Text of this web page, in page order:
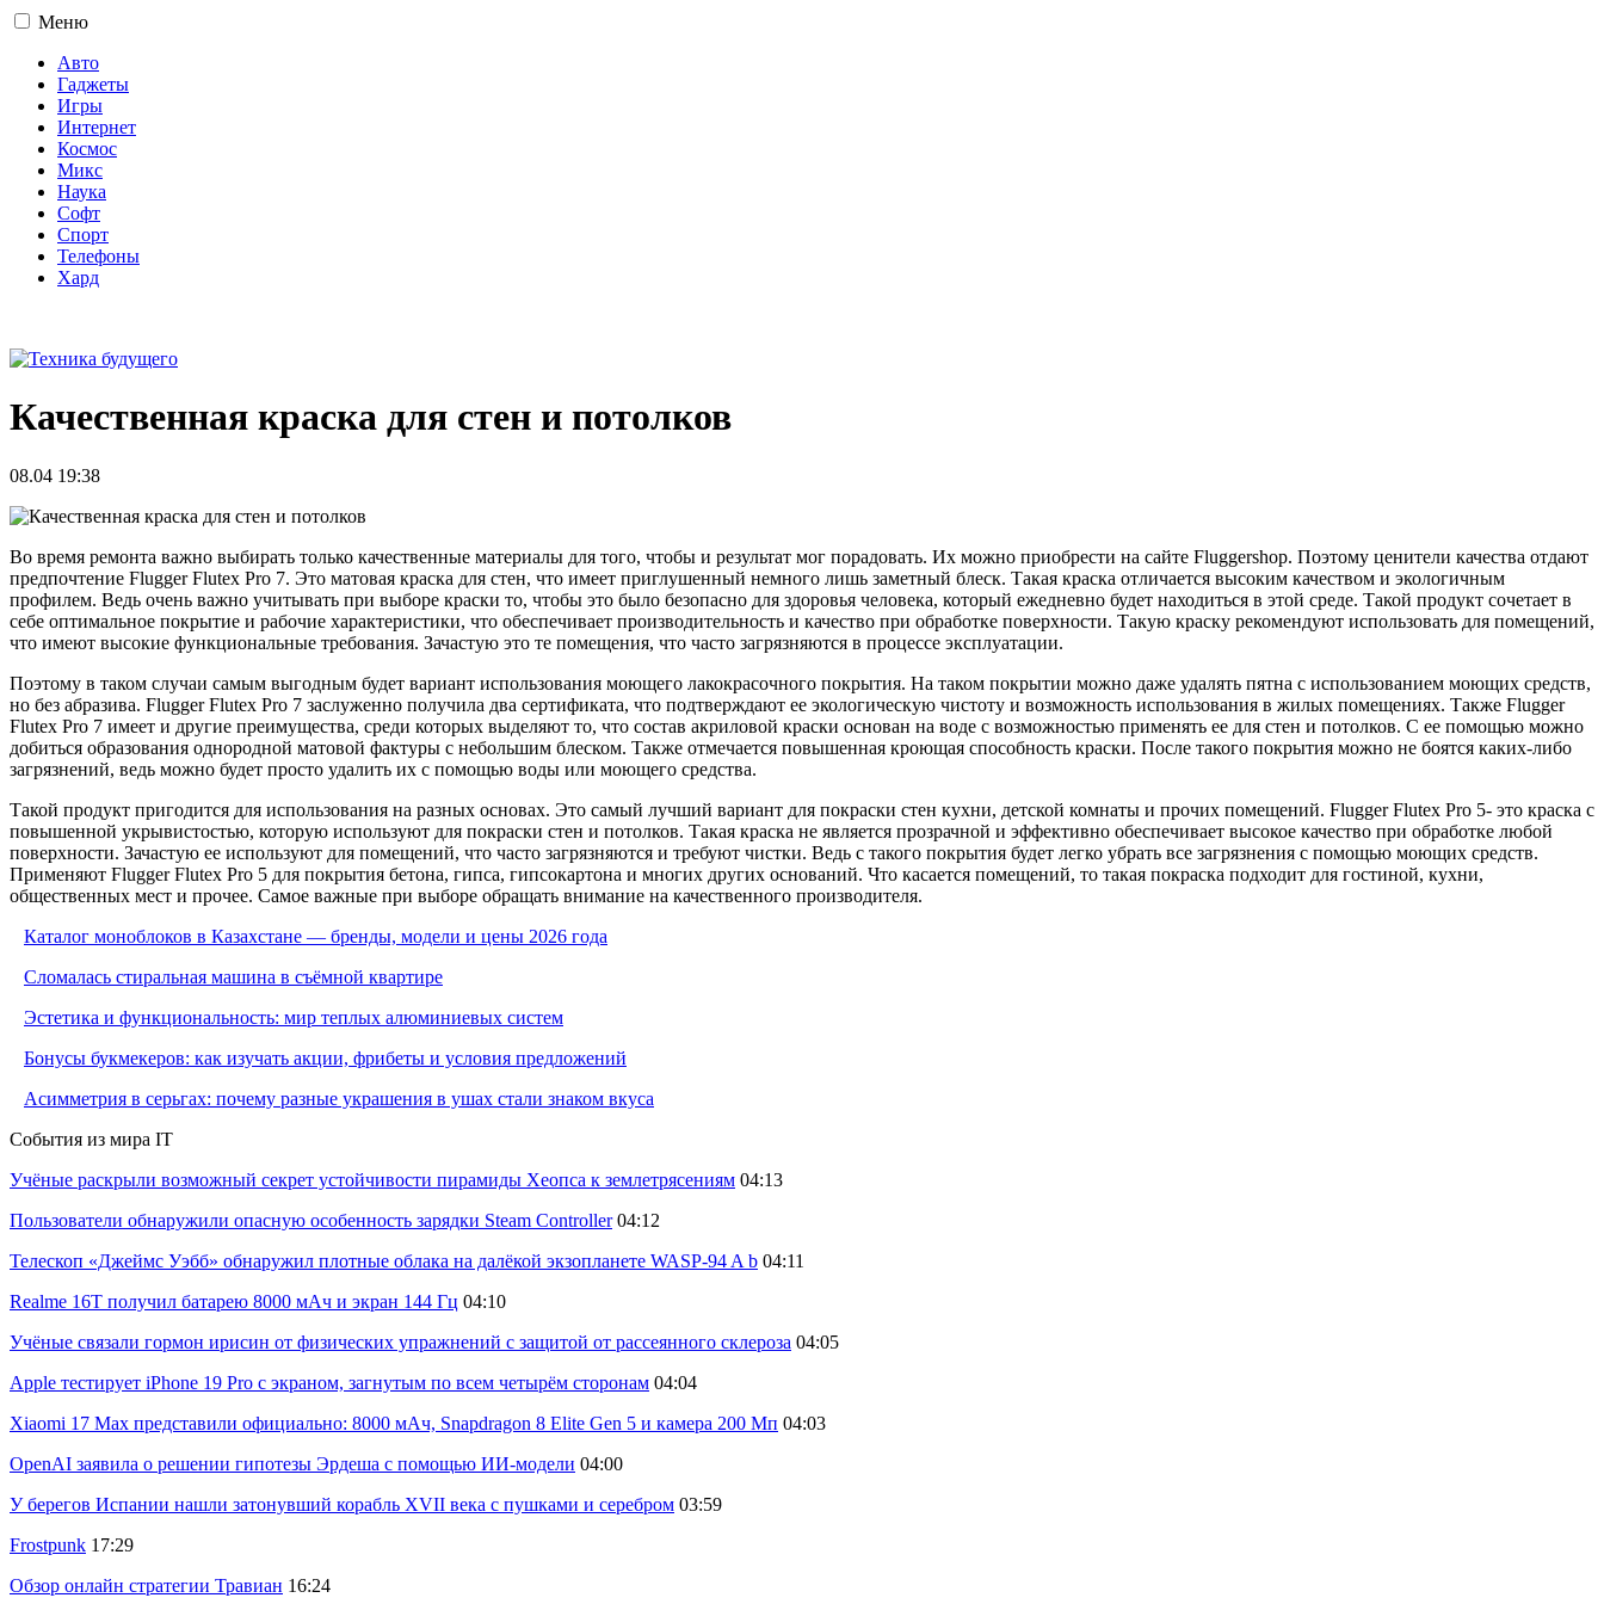
Меню
Авто
Гаджеты
Игры
Интернет
Космос
Микс
Наука
Софт
Спорт
Телефоны
Хард
Качественная краска для стен и потолков
08.04 19:38
Во время ремонта важно выбирать только качественные материалы для того, чтобы и результат мог порадовать. Их можно приобрести на сайте Fluggershop. Поэтому ценители качества отдают
предпочтение Flugger Flutex Pro 7. Это матовая краска для стен, что имеет приглушенный немного лишь заметный блеск. Такая краска отличается высоким качеством и экологичным
профилем. Ведь очень важно учитывать при выборе краски то, чтобы это было безопасно для здоровья человека, который ежедневно будет находиться в этой среде. Такой продукт сочетает в
себе оптимальное покрытие и рабочие характеристики, что обеспечивает производительность и качество при обработке поверхности. Такую краску рекомендуют использовать для помещений,
что имеют высокие функциональные требования. Зачастую это те помещения, что часто загрязняются в процессе эксплуатации.
Поэтому в таком случаи самым выгодным будет вариант использования моющего лакокрасочного покрытия. На таком покрытии можно даже удалять пятна с использованием моющих средств,
но без абразива. Flugger Flutex Pro 7 заслуженно получила два сертификата, что подтверждают ее экологическую чистоту и возможность использования в жилых помещениях. Также Flugger
Flutex Pro 7 имеет и другие преимущества, среди которых выделяют то, что состав акриловой краски основан на воде с возможностью применять ее для стен и потолков. С ее помощью можно
добиться образования однородной матовой фактуры с небольшим блеском. Также отмечается повышенная кроющая способность краски. После такого покрытия можно не боятся каких-либо
загрязнений, ведь можно будет просто удалить их с помощью воды или моющего средства.
Такой продукт пригодится для использования на разных основах. Это самый лучший вариант для покраски стен кухни, детской комнаты и прочих помещений. Flugger Flutex Pro 5- это краска с
повышенной укрывистостью, которую используют для покраски стен и потолков. Такая краска не является прозрачной и эффективно обеспечивает высокое качество при обработке любой
поверхности. Зачастую ее используют для помещений, что часто загрязняются и требуют чистки. Ведь с такого покрытия будет легко убрать все загрязнения с помощью моющих средств.
Применяют Flugger Flutex Pro 5 для покрытия бетона, гипса, гипсокартона и многих других оснований. Что касается помещений, то такая покраска подходит для гостиной, кухни,
общественных мест и прочее. Самое важные при выборе обращать внимание на качественного производителя.
Каталог моноблоков в Казахстане — бренды, модели и цены 2026 года
Сломалась стиральная машина в съёмной квартире
Эстетика и функциональность: мир теплых алюминиевых систем
Бонусы букмекеров: как изучать акции, фрибеты и условия предложений
Асимметрия в серьгах: почему разные украшения в ушах стали знаком вкуса
События из мира IT
Учёные раскрыли возможный секрет устойчивости пирамиды Хеопса к землетрясениям 04:13
Пользователи обнаружили опасную особенность зарядки Steam Controller 04:12
Телескоп «Джеймс Уэбб» обнаружил плотные облака на далёкой экзопланете WASP-94 A b 04:11
Realme 16T получил батарею 8000 мАч и экран 144 Гц 04:10
Учёные связали гормон ирисин от физических упражнений с защитой от рассеянного склероза 04:05
Apple тестирует iPhone 19 Pro с экраном, загнутым по всем четырём сторонам 04:04
Xiaomi 17 Max представили официально: 8000 мАч, Snapdragon 8 Elite Gen 5 и камера 200 Мп 04:03
OpenAI заявила о решении гипотезы Эрдеша с помощью ИИ-модели 04:00
У берегов Испании нашли затонувший корабль XVII века с пушками и серебром 03:59
Frostpunk 17:29
Обзор онлайн стратегии Травиан 16:24